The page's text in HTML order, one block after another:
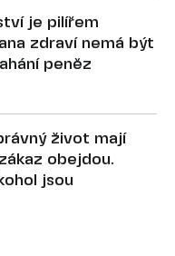
je pilířem
zdraví nemá být
peněz
život mají
obejdou.
jsou